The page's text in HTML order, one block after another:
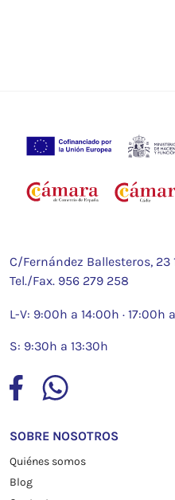
C/Fernández Ballesteros, 23
Tel./Fax. 956 279 258
L-V: 9:00h a 14:00h · 17:00h
S: 9:30h a 13:30h
SOBRE NOSOTROS
Quiénes somos
Blog